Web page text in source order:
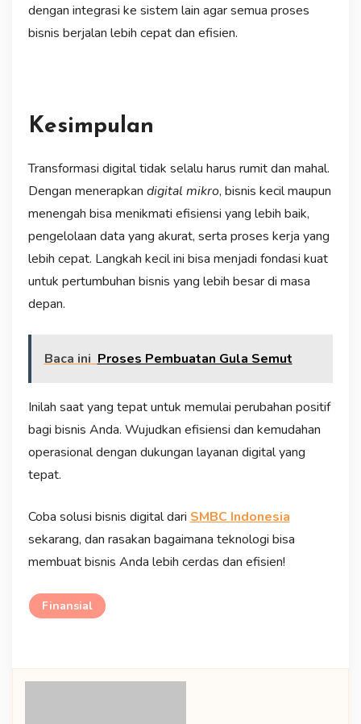
dengan integrasi ke sistem lain agar semua proses
bisnis berjalan lebih cepat dan efisien.
Kesimpulan
Transformasi digital tidak selalu harus rumit dan mahal.
Dengan menerapkan digital mikro, bisnis kecil maupun
menengah bisa menikmati efisiensi yang lebih baik,
pengelolaan data yang akurat, serta proses kerja yang
lebih cepat. Langkah kecil ini bisa menjadi fondasi kuat
untuk pertumbuhan bisnis yang lebih besar di masa
depan.
Baca ini Proses Pembuatan Gula Semut
Inilah saat yang tepat untuk memulai perubahan positif
bagi bisnis Anda. Wujudkan efisiensi dan kemudahan
operasional dengan dukungan layanan digital yang
tepat.
Coba solusi bisnis digital dari SMBC Indonesia
sekarang, dan rasakan bagaimana teknologi bisa
membuat bisnis Anda lebih cerdas dan efisien!
Finansial